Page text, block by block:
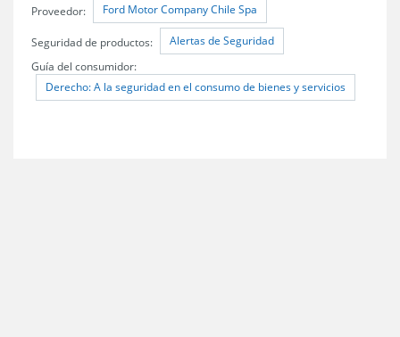
Proveedor: Ford Motor Company Chile Spa
Seguridad de productos: Alertas de Seguridad
Guía del consumidor:
Derecho: A la seguridad en el consumo de bienes y servicios